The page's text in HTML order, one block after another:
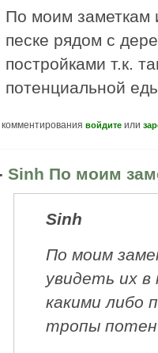
По моим заметкам
песке рядом с
постройками т.к.
потенциальной
войдите или
Sinh По моим
Sinh
По моим
увидеть их в
какими либо
тропы